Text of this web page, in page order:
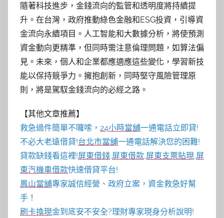
隨著科技進步，金錢流向的監管和透明度將持續提
升。在台灣，政府推動綠色金融和ESG投資，引導資
金流向永續項目。人工智能和大數據分析，將使預測
資金動向更精準，但同時需注意倫理問題，如算法偏
見。未來，個人和企業都應適應這些變化，學習新技
能以保持競爭力。擁抱創新，同時堅守風險管理原
則，將是駕馭金錢流向的必經之路。
【其他文章推薦】
救急過件簡單不囉嗦， 24小時當舖一通電話立即貸!
不必大老遠借貸!台北市當舖一通電話解決您的困難!
貸款缺錢看這裡!屏東借錢,屏東借款,屏東支票貼現,屏
東汽機車借款快速借貸平台!
鳳山當舖專家誠信經營、政府立案，資金救急好幫
手！
刷卡換現金到底安不安全?理財專家現身分析說明!